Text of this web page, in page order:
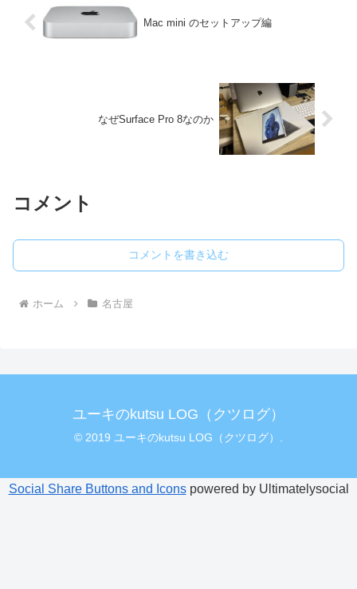
Mac mini のセットアップ編
なぜSurface Pro 8なのか
コメント
コメントを書き込む
ホーム 名古屋
ユーキのkutsu LOG（クツログ）
© 2019 ユーキのkutsu LOG（クツログ）.
Social Share Buttons and Iconspowered by Ultimatelysocial